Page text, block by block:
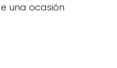
una ocasión